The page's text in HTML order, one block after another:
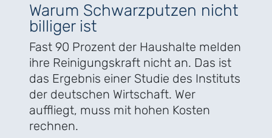
Warum Schwarzputzen nicht
billiger ist
Fast 90 Prozent der Haushalte melden
ihre Reinigungskraft nicht an. Das ist
das Ergebnis einer Studie des Instituts
der deutschen Wirtschaft. Wer
auffliegt, muss mit hohen Kosten
rechnen.